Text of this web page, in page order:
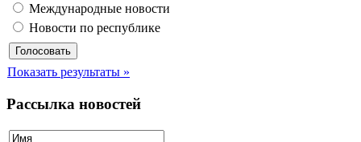
Международные новости
Новости по республике
Показать результаты »
Рассылка новостей